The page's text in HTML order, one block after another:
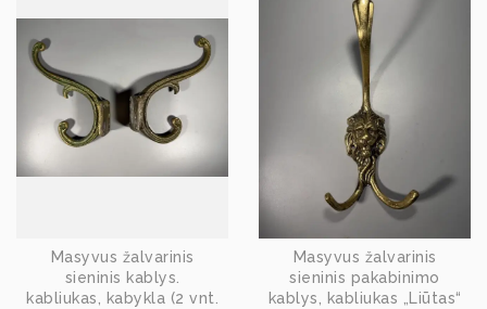
Masyvus žalvarinis
sieninis kablys.
kabliukas, kabykla (2 vnt.
Masyvus žalvarinis
sieninis pakabinimo
kablys, kabliukas „Liūtas“